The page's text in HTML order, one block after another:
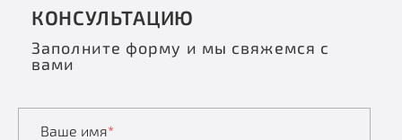
КОНСУЛЬТАЦИЮ
Заполните форму и мы свяжемся с
вами
Ваше имя*